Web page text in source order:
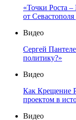
«Точки Роста
от
Видео
Сергей
политику?»
Видео
Как Крещение
проектом в
Видео